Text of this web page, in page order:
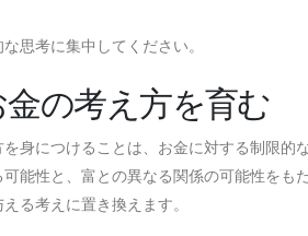
思考に集中してください。
の考え方を育む
身につけることは、お金に対する制限
能性と、富との異なる関係の可能性を
る考えに置き換えます。